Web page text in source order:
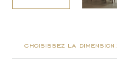
choisissez la dimension: